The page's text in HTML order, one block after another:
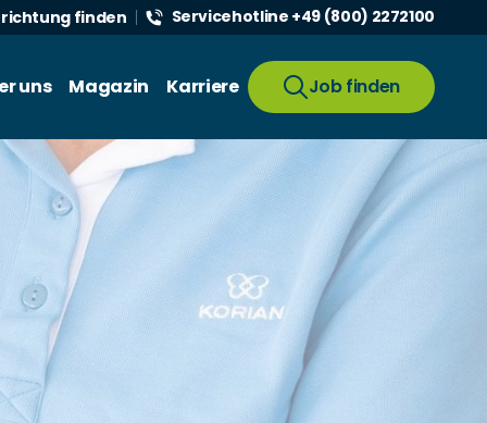
finden Servicehotline +49 (800) 2272100
uns Magazin Karriere Job finden